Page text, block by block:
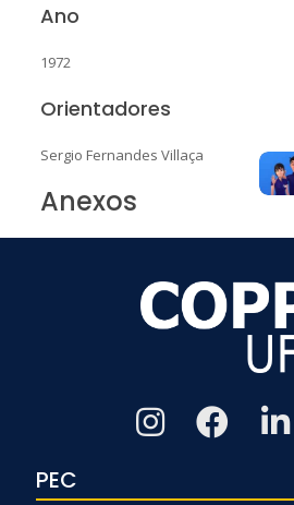
Ano
1972
Orientadores
Sergio Fernandes Villaça
Anexos
PEC